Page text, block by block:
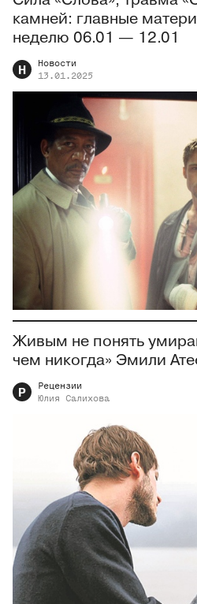
камней: главные
неделю 06.01 — 12.01
Н
Новости
13.01.2025
Живым не понять
чем никогда» Эмили
Р
Рецензии
Юлия
Салихова